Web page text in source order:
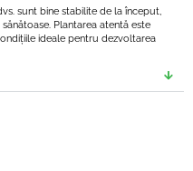
sunt bine stabilite de la început,
Plantarea atentă este
ideale pentru dezvoltarea